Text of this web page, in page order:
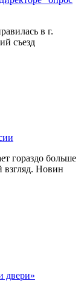
в г.
съезд
гораздо больше
взгляд. Новин
двери»